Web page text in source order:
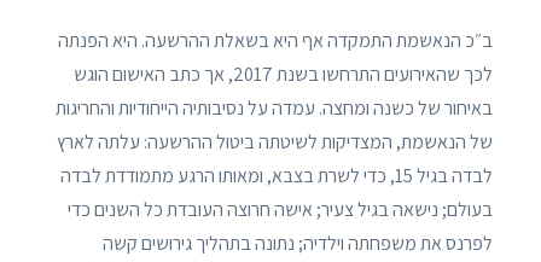
ב״כ הנאשמת התמקדה אף היא בשאלת ההרשעה. היא הפנתה
לכך שהאירועים התרחשו בשנת 2017, אך כתב האישום הוגש
באיחור של כשנה ומחצה. עמדה על נסיבותיה הייחודיות והחריגות
של הנאשמת, המצדיקות לשיטתה ביטול ההרשעה: עלתה לארץ
לבדה בגיל 15, כדי לשרת בצבא, ומאותו הרגע מתמודדת לבדה
בעולם; נישאה בגיל צעיר; אישה חרוצה העובדת כל השנים כדי
לפרנס את משפחתה וילדיה; נתונה בתהליך גירושים קשה